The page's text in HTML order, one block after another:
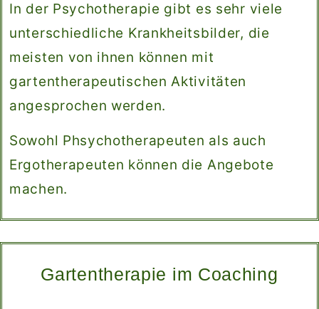
In der Psychotherapie gibt es sehr viele
unterschiedliche Krankheitsbilder, die
meisten von ihnen können mit
gartentherapeutischen Aktivitäten
angesprochen werden.
Sowohl Phsychotherapeuten als auch
Ergotherapeuten können die Angebote
machen.
Gartentherapie im Coaching